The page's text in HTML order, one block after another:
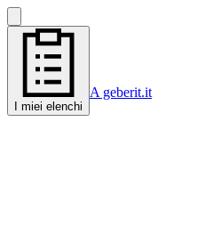
I miei elenchi
A geberit.it